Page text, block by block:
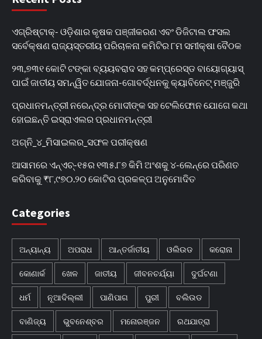
ଏଗ୍ରିଷ୍ଟାକ୍‌- ଓଡ଼ିଶାର କୃଷକ ପଞ୍ଜୀକରଣ ଏବଂ ଡିଜିଟାଲ ଫସଲ
ସର୍ବେକ୍ଷଣ ରାଜ୍ୟସ୍ତରୀୟ ପରିଚାଳନା କମିଟିର ୮ମ ସମୀକ୍ଷା ବୈଠକ
୨୩,୭୩୧ କୋଟି ଟଙ୍କା ବ୍ୟୟବରାଦ ସହ କମ୍ପ୍ରେସ୍ଡ ବାୟୋଗ୍ୟାସ୍
ପାଇଁ ଜାତୀୟ ସମନ୍ୱିତ ଯୋଜନା-ଗୋବର୍ଦ୍ଧନକୁ କ୍ୟାବିନେଟ୍‌ ମଞ୍ଜୁରି
ପ୍ରଧାନମନ୍ତ୍ରୀ ନରେନ୍ଦ୍ର ମୋଦୀଙ୍କ ସହ ଟେଲିଫୋନ ଯୋଗେ କଥା
ହୋଇଛନ୍ତି ଇସ୍ରାଏଲର ପ୍ରଧାନମନ୍ତ୍ରୀ
ଅଗ୍ନି_୪_ମିସାଇଲର_ସଫଳ ପରୀକ୍ଷଣ
ଆସାମରେ ଏନ୍ଏଚ୍-୧୫ର ୧୩୫.୮୭ କିମି ଅଂଶକୁ ୪-ଲେନ୍‌ରେ ପରିଣତ
କରିବାକୁ ₹୮,୯୭୦.୨୦ କୋଟିର ପ୍ରକଳ୍ପ ଅନୁମୋଦିତ
Categories
ଅନ୍ୟାନ୍ୟ ଅପରାଧ ଆନ୍ତର୍ଜାତୀୟ ଓଲିଉଡ କରୋନା
କୋଣାର୍କ ଖେଳ ଜାତୀୟ ଜୀବନଚର୍ଯ୍ୟା ଦୁର୍ଘଟଣା
ଧର୍ମ ନୂଆଦିଲ୍ଲୀ ପାଣିପାଗ ପୁରୀ ବଲିଉଡ
ବାଣିଜ୍ୟ ଭୁବନେଶ୍ବର ମନୋରଞ୍ଜନ ରଥଯାତ୍ରା